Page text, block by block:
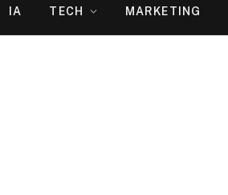
IA TECH MARKETING